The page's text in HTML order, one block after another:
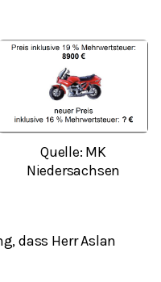
Quelle: MK
Niedersachsen
dass Herr Aslan